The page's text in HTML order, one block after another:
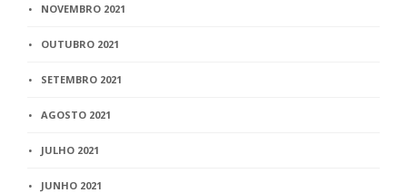
NOVEMBRO 2021
OUTUBRO 2021
SETEMBRO 2021
AGOSTO 2021
JULHO 2021
JUNHO 2021